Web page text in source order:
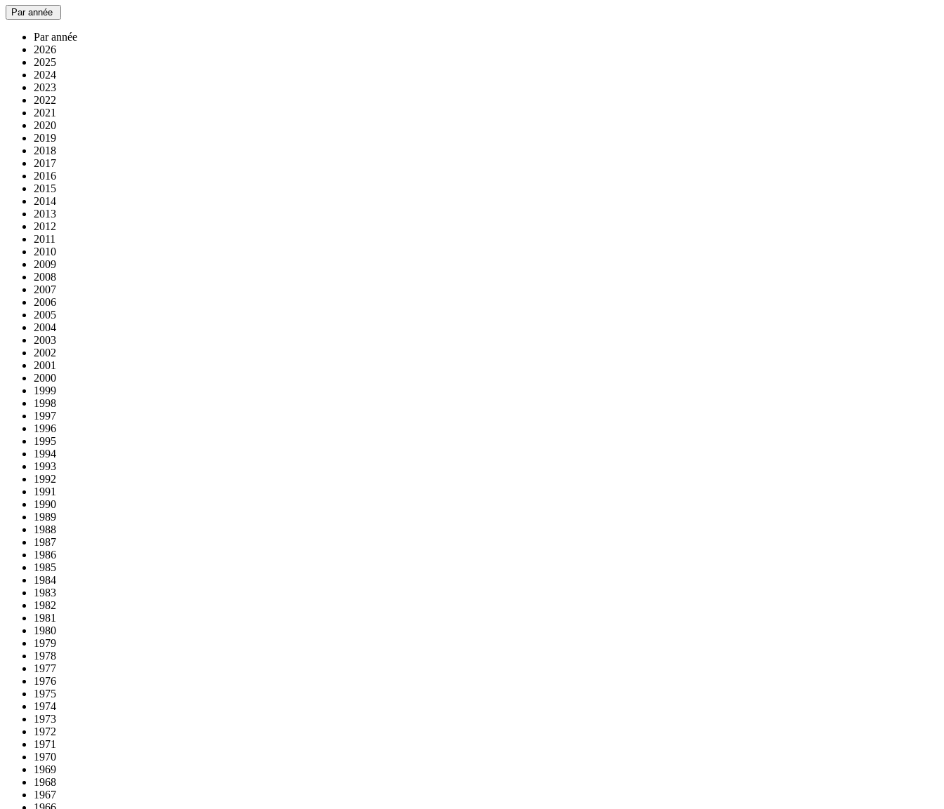
Par année
Par année
2026
2025
2024
2023
2022
2021
2020
2019
2018
2017
2016
2015
2014
2013
2012
2011
2010
2009
2008
2007
2006
2005
2004
2003
2002
2001
2000
1999
1998
1997
1996
1995
1994
1993
1992
1991
1990
1989
1988
1987
1986
1985
1984
1983
1982
1981
1980
1979
1978
1977
1976
1975
1974
1973
1972
1971
1970
1969
1968
1967